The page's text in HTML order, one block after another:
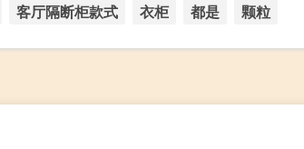
客厅隔断柜款式 衣柜 都是 颗粒